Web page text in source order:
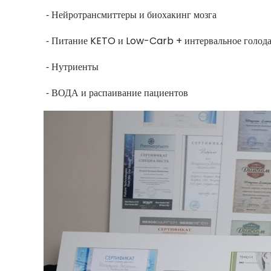
⁃ Нейротрансмиттеры и биохакинг мозга
⁃ Питание KETO и Low-Carb + интервальное
⁃ Нутриенты
⁃ ВОДА и распаивание пациентов